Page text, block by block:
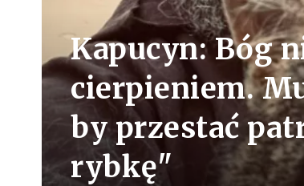
Kapucyn: Bóg
cierpieniem.
by przestać
rybkę"